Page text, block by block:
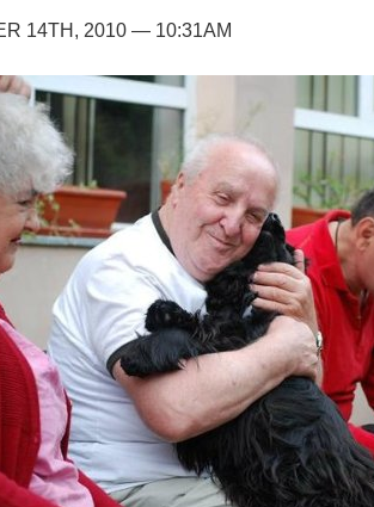
14TH, 2010 — 10:31AM